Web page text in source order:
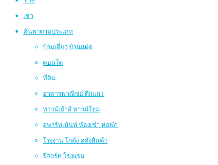
เช่า
ค้นหาตามประเภท
บ้านเดี่ยว บ้านแฝด
คอนโด
ที่ดิน
อาคารพาณิชย์ ตึกแถว
ทาวน์เฮ้าส์ ทาวน์โฮม
อพาร์ทเม้นท์ ห้องเช่า หอพัก
โรงงาน โกดัง คลังสินค้า
รีสอร์ท โรงแรม